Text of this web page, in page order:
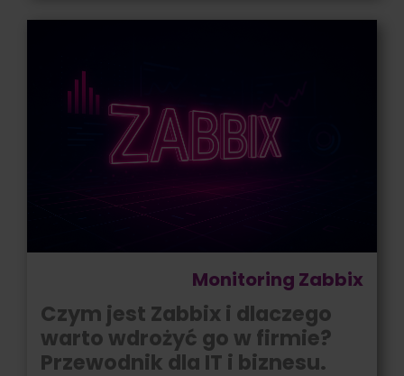
Monitoring Zabbix
Czym jest Zabbix i dlaczego
warto wdrożyć go w firmie?
Przewodnik dla IT i biznesu.